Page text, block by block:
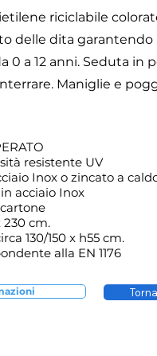
riciclabile
delle dita garantendo
0 a 12 anni. Seduta in
Maniglie e
resistente UV
Inox o zincato a
acciaio Inox
230 cm.
130/150 x h55 cm.
alla EN 1176